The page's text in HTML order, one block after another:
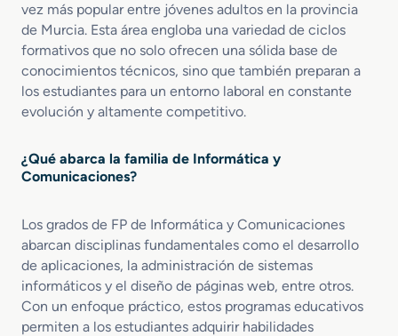
vez más popular entre jóvenes adultos en la provincia
de Murcia. Esta área engloba una variedad de ciclos
formativos que no solo ofrecen una sólida base de
conocimientos técnicos, sino que también preparan a
los estudiantes para un entorno laboral en constante
evolución y altamente competitivo.
¿Qué abarca la familia de Informática y
Comunicaciones?
Los grados de FP de Informática y Comunicaciones
abarcan disciplinas fundamentales como el desarrollo
de aplicaciones, la administración de sistemas
informáticos y el diseño de páginas web, entre otros.
Con un enfoque práctico, estos programas educativos
permiten a los estudiantes adquirir habilidades